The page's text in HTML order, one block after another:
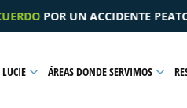
RESULTÓ EN UNA LESIÓN
ÁREAS DONDE SERVIMOS